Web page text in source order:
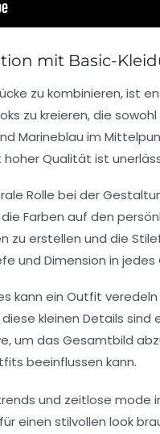
mit Basic-
zu kombinieren, ist
zu kreieren, die
Marineblau im
Qualität ist
Rolle bei der
Farben auf den
zu erstellen und die
und Dimension in
kann ein Outfit
kleinen Details
um das Gesamtbild
beeinflussen kann.